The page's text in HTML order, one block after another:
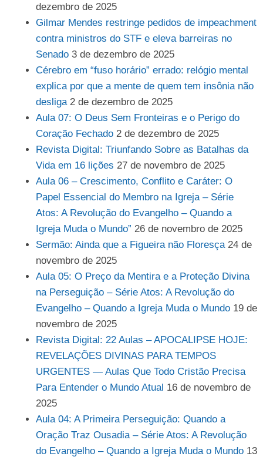
dezembro de 2025
Gilmar Mendes restringe pedidos de impeachment
contra ministros do STF e eleva barreiras no
Senado 3 de dezembro de 2025
Cérebro em “fuso horário” errado: relógio mental
explica por que a mente de quem tem insônia não
desliga 2 de dezembro de 2025
Aula 07: O Deus Sem Fronteiras e o Perigo do
Coração Fechado 2 de dezembro de 2025
Revista Digital: Triunfando Sobre as Batalhas da
Vida em 16 lições 27 de novembro de 2025
Aula 06 – Crescimento, Conflito e Caráter: O
Papel Essencial do Membro na Igreja – Série
Atos: A Revolução do Evangelho – Quando a
Igreja Muda o Mundo” 26 de novembro de 2025
Sermão: Ainda que a Figueira não Floresça 24 de
novembro de 2025
Aula 05: O Preço da Mentira e a Proteção Divina
na Perseguição – Série Atos: A Revolução do
Evangelho – Quando a Igreja Muda o Mundo 19 de
novembro de 2025
Revista Digital: 22 Aulas – APOCALIPSE HOJE:
REVELAÇÕES DIVINAS PARA TEMPOS
URGENTES — Aulas Que Todo Cristão Precisa
Para Entender o Mundo Atual 16 de novembro de
2025
Aula 04: A Primeira Perseguição: Quando a
Oração Traz Ousadia – Série Atos: A Revolução
do Evangelho – Quando a Igreja Muda o Mundo 13